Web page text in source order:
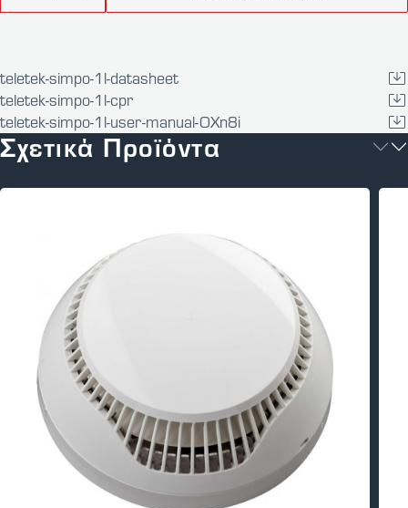
teletek-simpo-1l-datasheet
teletek-simpo-1l-cpr
teletek-simpo-1l-user-manual-OXn8i
Σχετικά Προϊόντα